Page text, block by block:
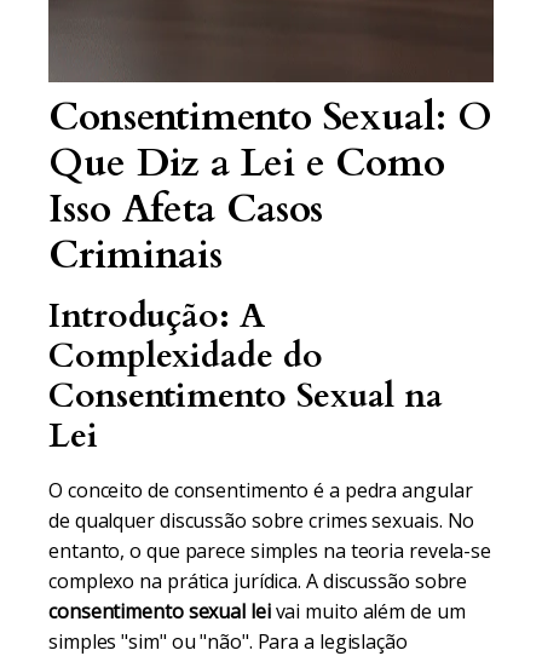
Consentimento Sexual: O
Que Diz a Lei e Como
Isso Afeta Casos
Criminais
Introdução: A
Complexidade do
Consentimento Sexual na
Lei
O conceito de consentimento é a pedra angular
de qualquer discussão sobre crimes sexuais. No
entanto, o que parece simples na teoria revela-se
complexo na prática jurídica. A discussão sobre
consentimento sexual leivai muito além de um
simples "sim" ou "não". Para a legislação